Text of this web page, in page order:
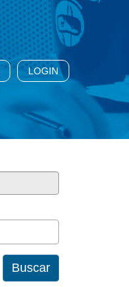
LOGIN
Buscar